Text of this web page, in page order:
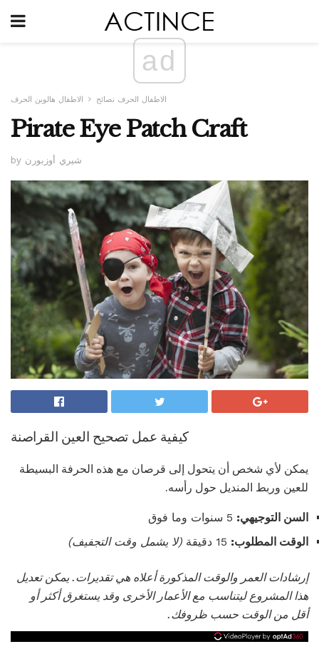
ad
الاطفال الحرف نصائح الاطفال هالوين الحرف
Pirate Eye Patch Craft
by شيري أوزبورن
كيفية عمل تصحيح العين القراصنة
يمكن لأي شخص أن يتحول إلى قرصان مع هذه الحرفة البسيطة
للعين وربط المنديل حول رأسه.
السن التوجيهي:
الوقت المطلوب:
(لا يشمل وقت التجفيف)
إرشادات العمر والوقت المذكورة أعلاه هي تقديرات. يمكن تعديل
هذا المشروع ليتناسب مع الأعمار الأخرى وقد يستغرق أكثر أو
أقل من الوقت حسب ظروفك.